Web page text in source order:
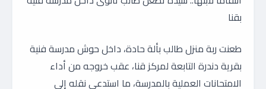
بقنا
طعنت ربة منزل طالب بألة حادة، داخل حوش مدرسة فنية
بقرية دندرة التابعة لمركز قنا، عقب خروجه من أداء
الامتحانات العملية بالمدرسة، ما استدعى نقله إلى